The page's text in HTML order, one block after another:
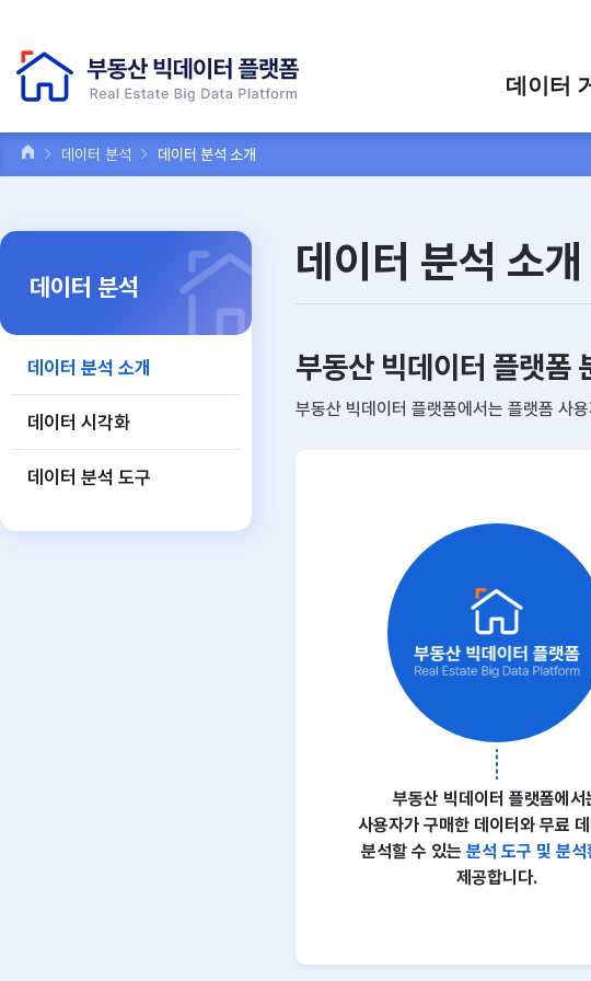
데이터
상세 검
맞춤형 데이
타 플랫폼
데이터 분석 데이터 분석 소개
데이터 분석
데이터 분석 소개
데이터 시각화
데이터 분석 도구
데이터 분석 소개
부동산 빅데이터 플랫폼
부동산 빅데이터 플랫폼에서는 플랫폼 사
부동산 빅데이터 플랫폼에서
사용자가 구매한 데이터와 무료
분석할 수 있는 분석 도구 및 분석
제공합니다.